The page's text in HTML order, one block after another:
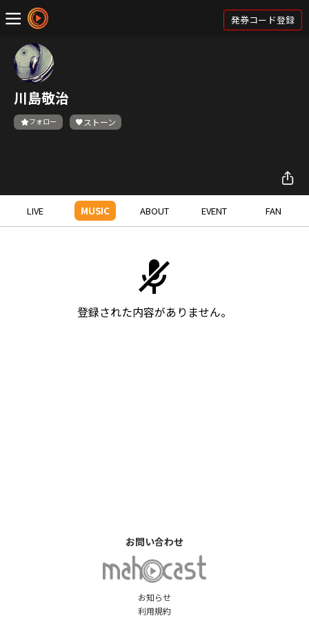
発券コード登録
川島敬治
フォロー ストーン
LIVE MUSIC ABOUT EVENT FAN
登録された内容がありません。
お知らせ
利用規約
お問い合わせ